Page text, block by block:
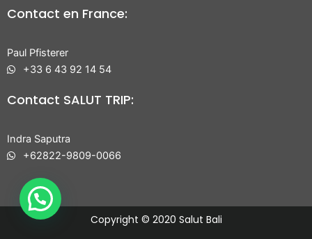
Contact en France:
Paul Pfisterer
+33 6 43 92 14 54
Contact SALUT TRIP:
Indra Saputra
+62822-9809-0066
Copyright © 2020 Salut Bali